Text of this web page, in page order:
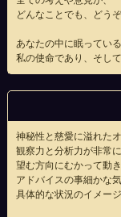
どんなことでも、どう
あなたの中に眠ってい
私の使命であり、そして
神秘性と慈愛に溢れた
観察力と分析力が非常に
望む方向にむかって動
アドバイスの事細かな
具体的な状況のイメー